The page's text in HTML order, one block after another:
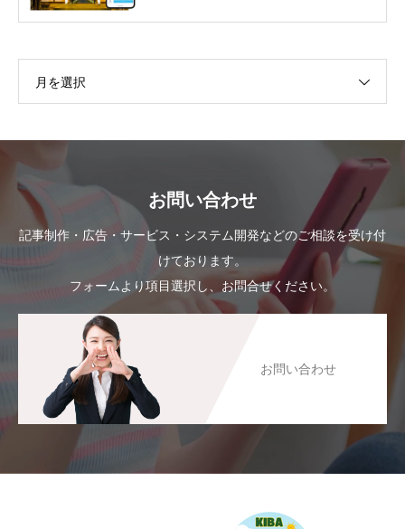
月を選択
お問い合わせ
記事制作・広告・サービス・システム開発などのご相談を受け付
けております。
フォームより項目選択し、お問合せください。
お問い合わせ